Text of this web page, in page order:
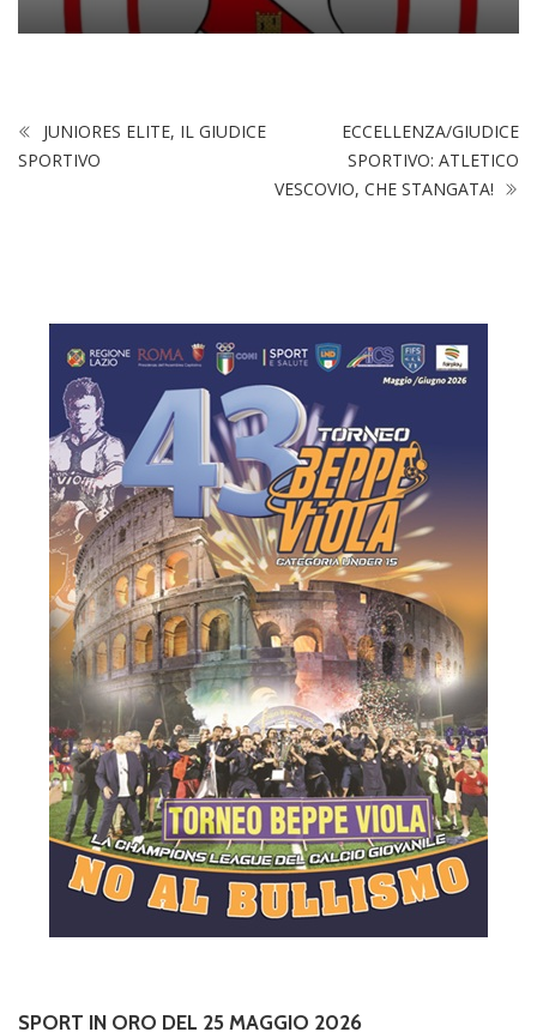
JUNIORES ELITE, IL GIUDICE
SPORTIVO
ECCELLENZA/GIUDICE
SPORTIVO: ATLETICO
VESCOVIO, CHE STANGATA!
SPORT IN ORO DEL 25 MAGGIO 2026